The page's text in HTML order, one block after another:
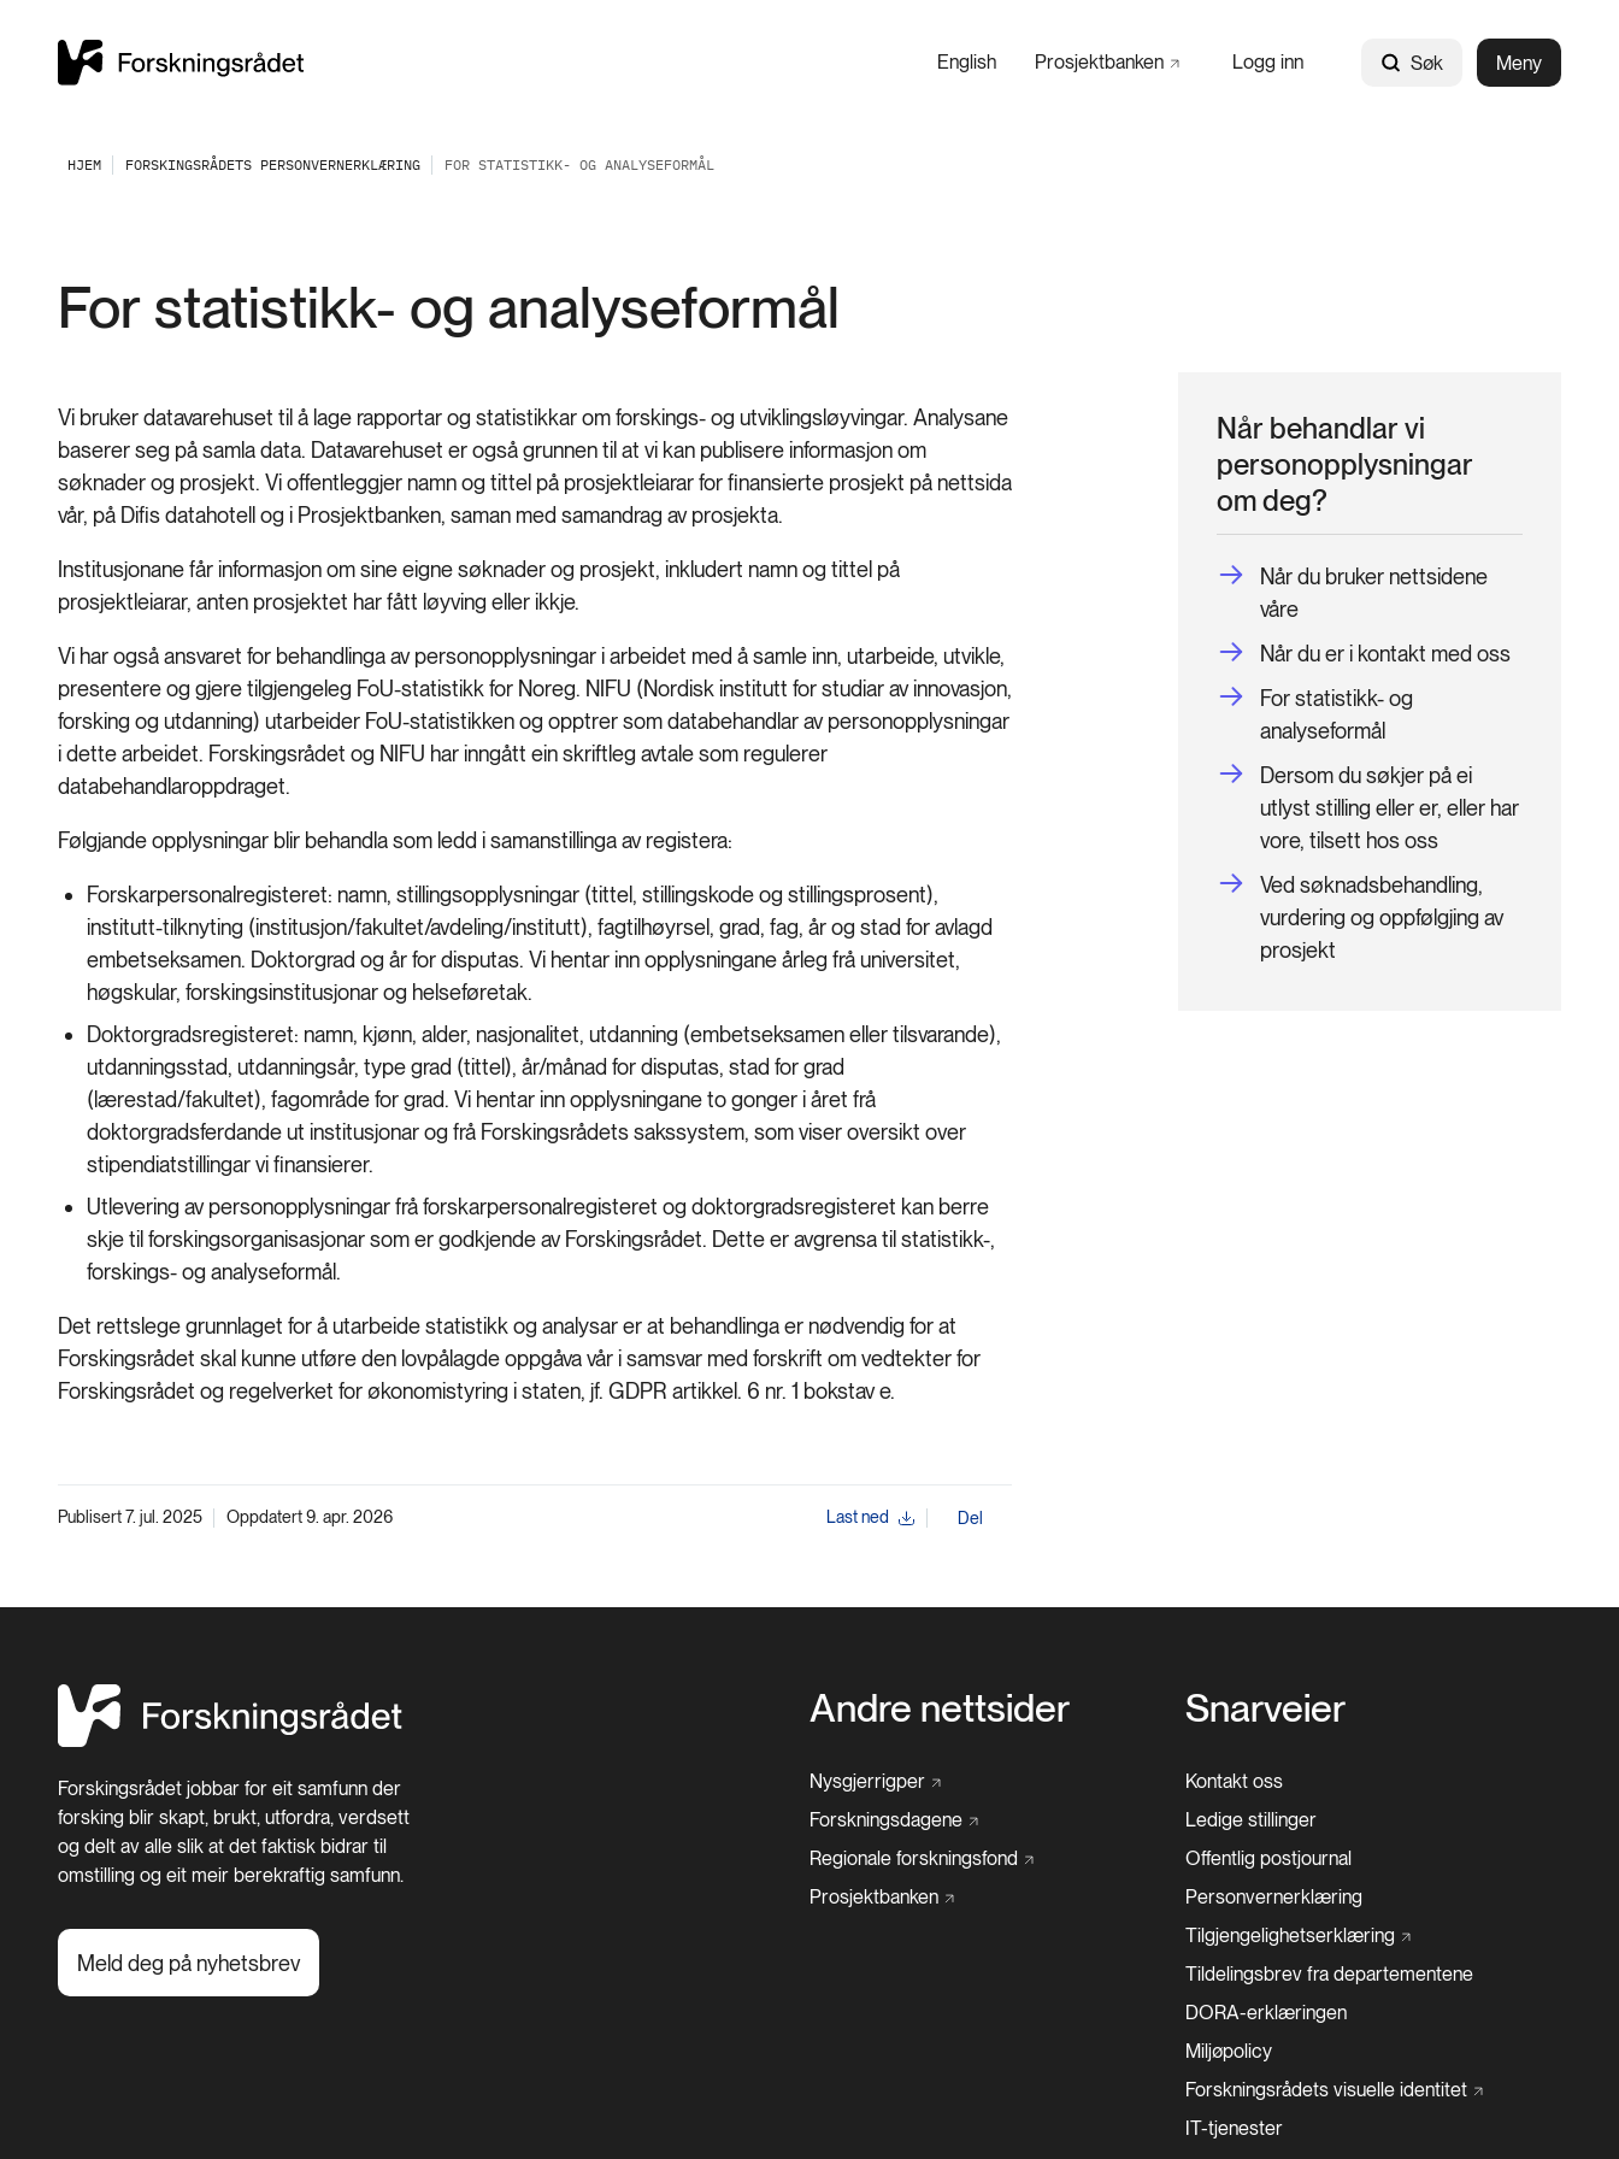
English Prosjektbanken Logg inn Søk Meny
HJEM FORSKINGSRÅDETS PERSONVERNERKLÆRING FOR STATISTIKK- OG ANALYSEFORMÅL
For statistikk- og analyseformål
Vi bruker datavarehuset til å lage rapportar og statistikkar om forskings- og utviklingsløyvingar. Analysane
baserer seg på samla data. Datavarehuset er også grunnen til at vi kan publisere informasjon om
søknader og prosjekt. Vi offentleggjer namn og tittel på prosjektleiarar for finansierte prosjekt på nettsida
vår, på Difis datahotell og i Prosjektbanken, saman med samandrag av prosjekta.
Institusjonane får informasjon om sine eigne søknader og prosjekt, inkludert namn og tittel på
prosjektleiarar, anten prosjektet har fått løyving eller ikkje.
Vi har også ansvaret for behandlinga av personopplysningar i arbeidet med å samle inn, utarbeide, utvikle,
presentere og gjere tilgjengeleg FoU-statistikk for Noreg. NIFU (Nordisk institutt for studiar av innovasjon,
forsking og utdanning) utarbeider FoU-statistikken og opptrer som databehandlar av personopplysningar
i dette arbeidet. Forskingsrådet og NIFU har inngått ein skriftleg avtale som regulerer
databehandlaroppdraget.
Følgjande opplysningar blir behandla som ledd i samanstillinga av registera:
Forskarpersonalregisteret: namn, stillingsopplysningar (tittel, stillingskode og stillingsprosent),
institutt-tilknyting (institusjon/fakultet/avdeling/institutt), fagtilhøyrsel, grad, fag, år og stad for avlagd
embetseksamen. Doktorgrad og år for disputas. Vi hentar inn opplysningane årleg frå universitet,
høgskular, forskingsinstitusjonar og helseføretak.
Doktorgradsregisteret: namn, kjønn, alder, nasjonalitet, utdanning (embetseksamen eller tilsvarande),
utdanningsstad, utdanningsår, type grad (tittel), år/månad for disputas, stad for grad
(lærestad/fakultet), fagområde for grad. Vi hentar inn opplysningane to gonger i året frå
doktorgradsferdande ut institusjonar og frå Forskingsrådets sakssystem, som viser oversikt over
stipendiatstillingar vi finansierer.
Utlevering av personopplysningar frå forskarpersonalregisteret og doktorgradsregisteret kan berre
skje til forskingsorganisasjonar som er godkjende av Forskingsrådet. Dette er avgrensa til statistikk-,
forskings- og analyseformål.
Det rettslege grunnlaget for å utarbeide statistikk og analysar er at behandlinga er nødvendig for at
Forskingsrådet skal kunne utføre den lovpålagde oppgåva vår i samsvar med forskrift om vedtekter for
Forskingsrådet og regelverket for økonomistyring i staten, jf. GDPR artikkel. 6 nr. 1 bokstav e.
Når behandlar vi
personopplysningar
om deg?
Når du bruker nettsidene
våre
Når du er i kontakt med oss
For statistikk- og
analyseformål
Dersom du søkjer på ei
utlyst stilling eller er, eller har
vore, tilsett hos oss
Ved søknadsbehandling,
vurdering og oppfølgjing av
prosjekt
Publisert 7. jul. 2025 Oppdatert 9. apr. 2026 Last ned Del
Forskingsrådet jobbar for eit samfunn der
forsking blir skapt, brukt, utfordra, verdsett
og delt av alle slik at det faktisk bidrar til
omstilling og eit meir berekraftig samfunn.
Meld deg på nyhetsbrev
Andre nettsider
Nysgjerrigper
Forskningsdagene
Regionale forskningsfond
Prosjektbanken
Snarveier
Kontakt oss
Ledige stillinger
Offentlig postjournal
Personvernerklæring
Tilgjengelighetserklæring
Tildelingsbrev fra departementene
DORA-erklæringen
Miljøpolicy
Forskningsrådets visuelle identitet
IT-tjenester